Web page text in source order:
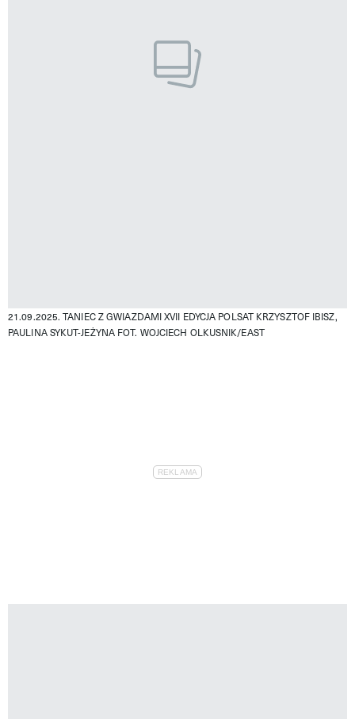
21.09.2025. TANIEC Z GWIAZDAMI XVII EDYCJA POLSAT KRZYSZTOF IBISZ,
PAULINA SYKUT-JEŻYNA FOT. WOJCIECH OLKUSNIK/EAST